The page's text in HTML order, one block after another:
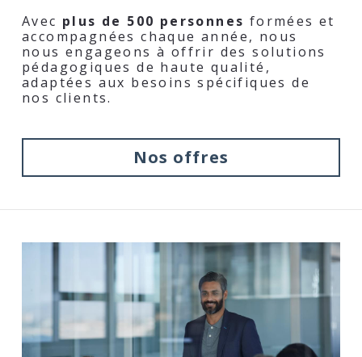
Avec plus de 500 personnes formées et
accompagnées chaque année, nous
nous engageons à offrir des solutions
pédagogiques de haute qualité,
adaptées aux besoins spécifiques de
nos clients.
Nos offres